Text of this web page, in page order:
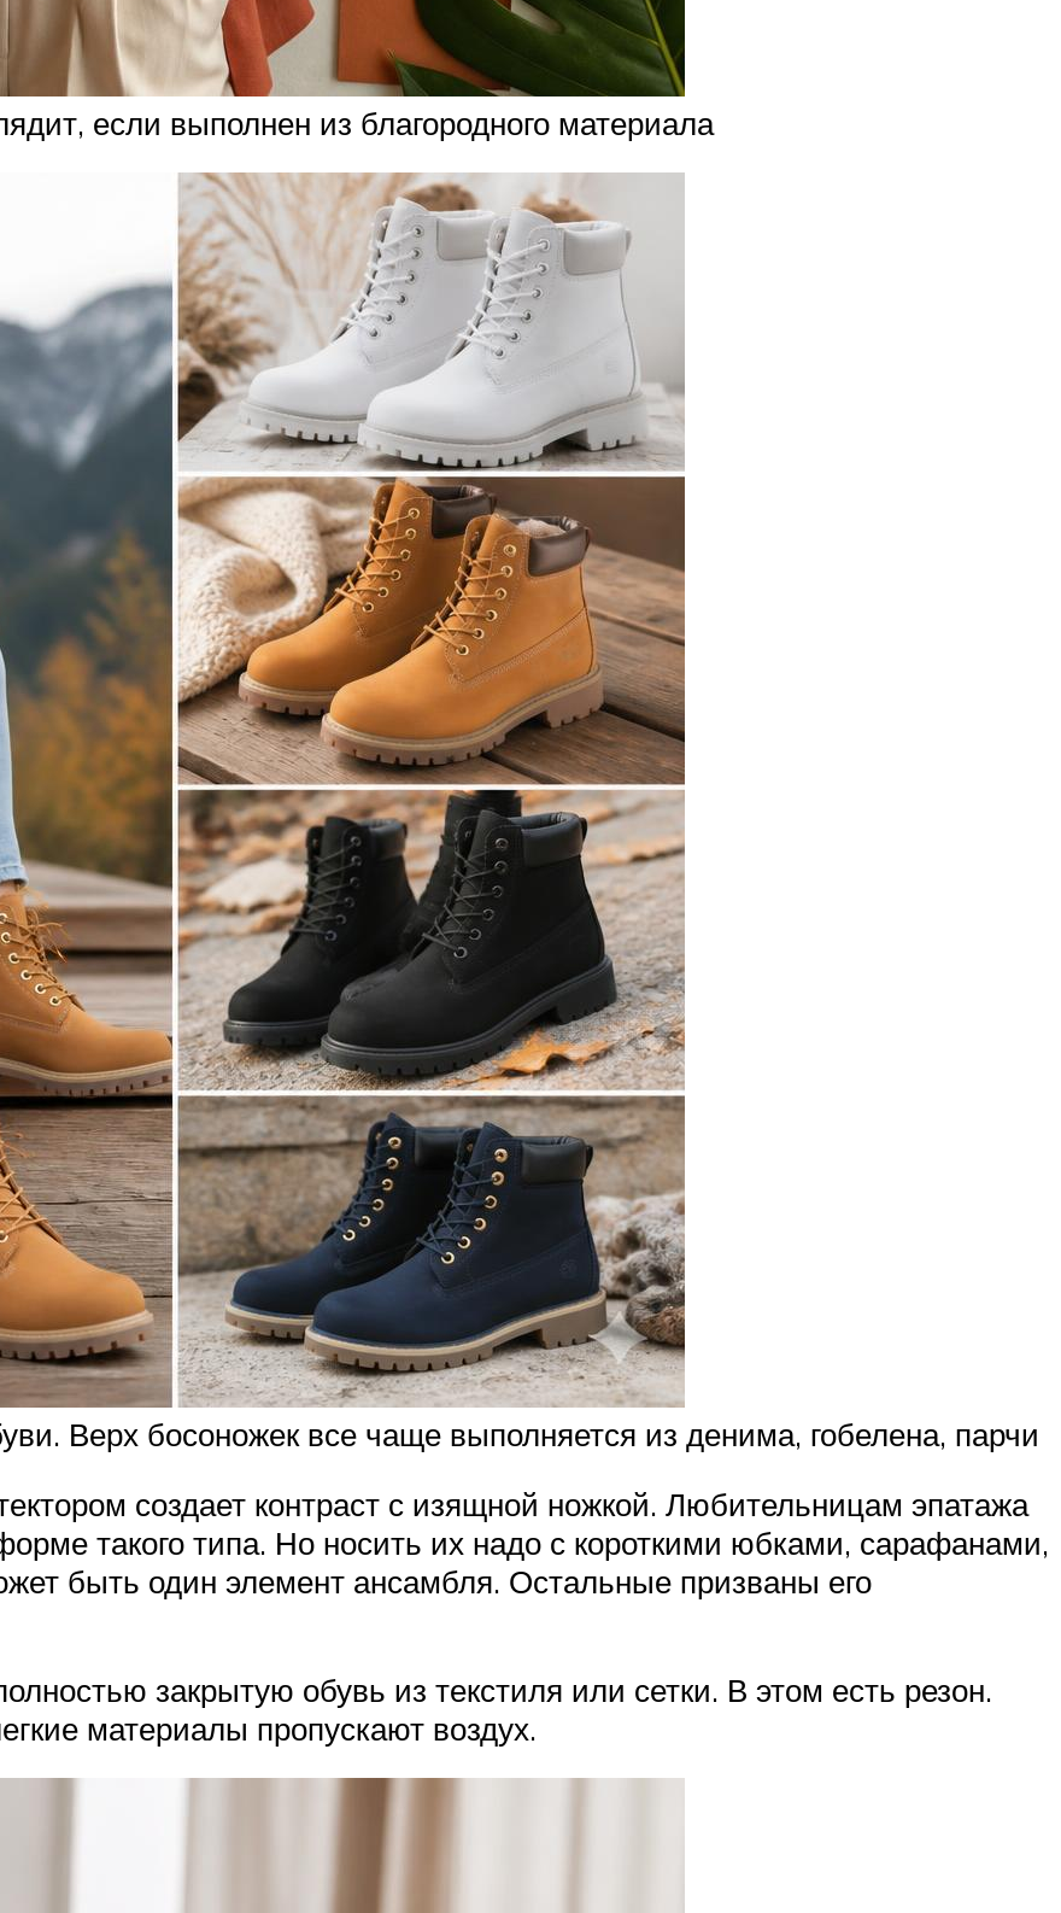
если выполнен из благородного материала
Верх босоножек все чаще выполняется из денима, гобелена, парчи
создает контраст с изящной ножкой. Любительницам эпатажа
такого типа. Но носить их надо с короткими юбками, сарафанами,
быть один элемент ансамбля. Остальные призваны его
закрытую обувь из текстиля или сетки. В этом есть резон.
материалы пропускают воздух.